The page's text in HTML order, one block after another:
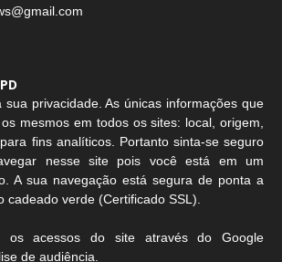
sua privacidade. As únicas informações que
mesmos em todos os sites: local, origem,
fins analíticos. Portanto sinta-se seguro
nesse site pois você está em um
A sua navegação está segura de ponta a
cadeado verde (Certificado SSL).
os acessos do site através do Google
de audiência.